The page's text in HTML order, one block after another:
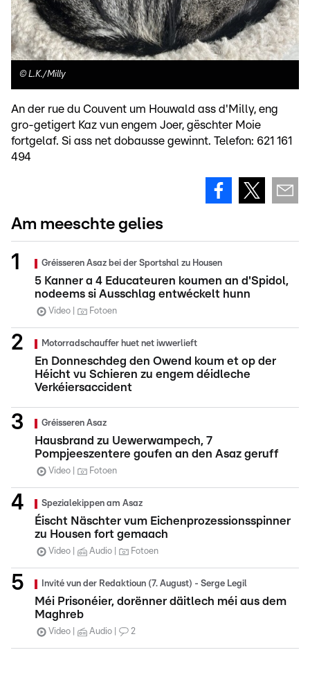
© L.K./Milly
An der rue du Couvent um Houwald ass d'Milly, eng
gro-getigert Kaz vun engem Joer, gëschter Moie
fortgelaf. Si ass net dobausse gewinnt. Telefon: 621 161
494
Am meeschte gelies
Gréisseren Asaz bei der Sportshal zu Housen
5 Kanner a 4 Educateuren koumen an d'Spidol,
nodeems si Ausschlag entwéckelt hunn
Video Fotoen
Motorradschauffer huet net iwwerlieft
En Donneschdeg den Owend koum et op der
Héicht vu Schieren zu engem déidleche
Verkéiersaccident
Gréisseren Asaz
Hausbrand zu Uewerwampech, 7
Pompjeeszentere goufen an den Asaz geruff
Video Fotoen
Spezialekippen am Asaz
Éischt Näschter vum Eichenprozessionsspinner
zu Housen fort gemaach
Video Audio Fotoen
Invité vun der Redaktioun (7. August) - Serge Legil
Méi Prisonéier, dorënner däitlech méi aus dem
Maghreb
Video Audio 2